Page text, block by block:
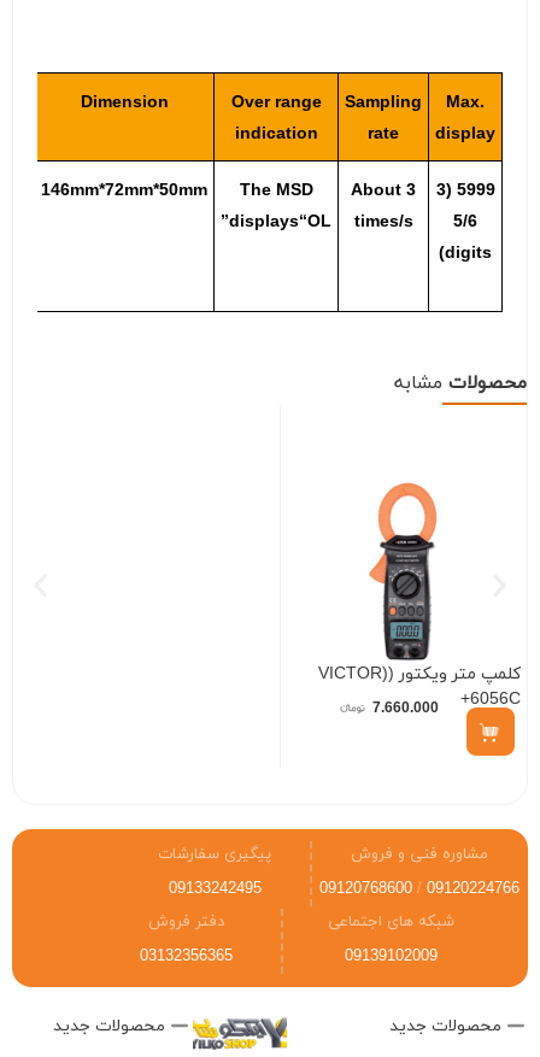
Max.
display
Sampling
rate
Over range
indication
Dimension
5999 (3
5/6
digits)
About 3
times/s
The MSD
displays“OL”
146mm*72mm*50mm
محصولات مشابه
کلمپ متر ویکتور (VICTOR)
+6056C
7.660.000
مشاوره فنی و فروش
09120224766
/
09120768600
پیگیری سفارشات
09133242495
دفتر فروش
03132356365
شبکه های اجتماعی
09139102009
محصولات جدید
محصولات جدید